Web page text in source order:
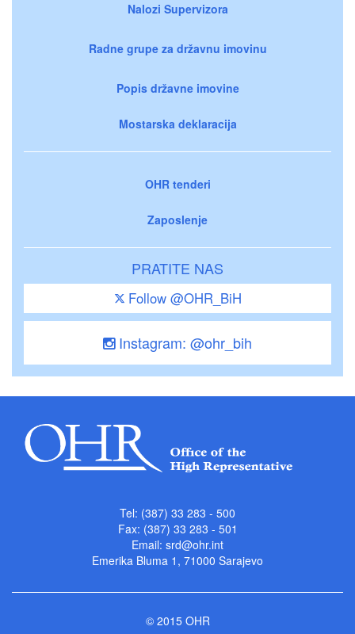
Nalozi Supervizora
Radne grupe za državnu imovinu
Popis državne imovine
Mostarska deklaracija
OHR tenderi
Zaposlenje
PRATITE NAS
Follow @OHR_BiH
Instagram: @ohr_bih
Tel: (387) 33 283 - 500
Fax: (387) 33 283 - 501
Email: srd@ohr.int
Emerika Bluma 1, 71000 Sarajevo
© 2015 OHR